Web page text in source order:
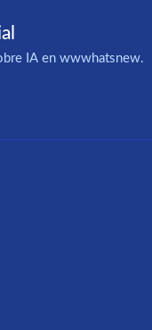
IA en wwwhatsnew.